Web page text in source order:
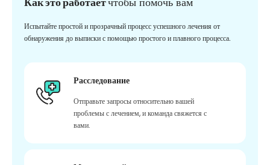
Испытайте простой и прозрачный процесс успешного лечения от
обнаружения до выписки с помощью простого и плавного процесса.
Расследование
Отправьте запросы относительно вашей
проблемы с лечением, и команда свяжется с
вами.